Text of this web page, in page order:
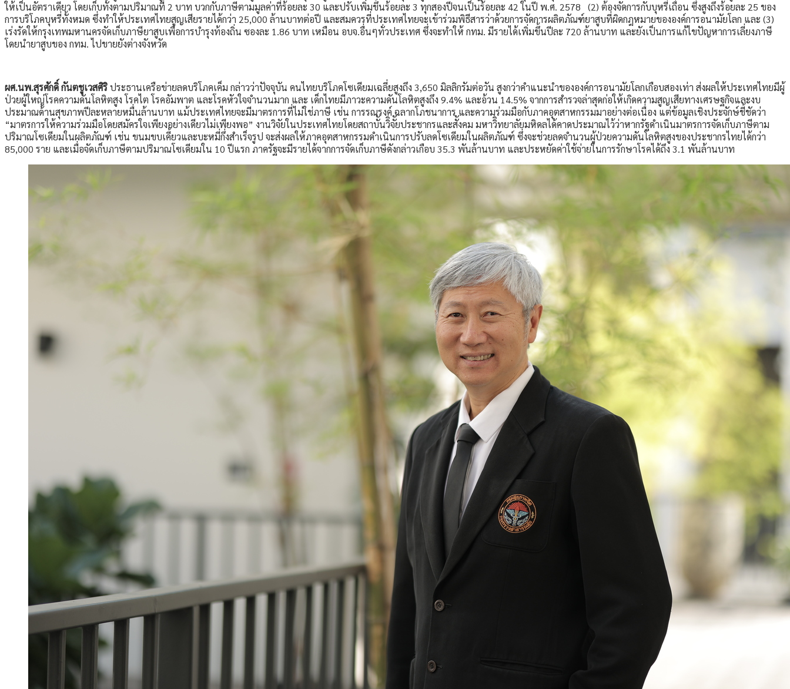
ให้เป็นอัตราเดียว โดยเก็บทั้งตามปริมาณที่ 2 บาท บวกกับภาษีตามมูลค่าที่ร้อยละ 30 และปรับเพิ่มขึ้นร้อยละ 3 ทุกสองปีจนเป็นร้อยละ 42 ในปี พ.ศ. 2578 (2) ต้องจัดการกับบุหรี่เถื่อน ซึ่งสูงถึงร้อยละ 25 ของ
การบริโภคบุหรี่ทั้งหมด ซึ่งทำให้ประเทศไทยสูญเสียรายได้กว่า 25,000 ล้านบาทต่อปี และสมควรที่ประเทศไทยจะเข้าร่วมพิธีสารว่าด้วยการจัดการผลิตภัณฑ์ยาสูบที่ผิดกฎหมายขององค์การอนามัยโลก และ (3)
เร่งรัดให้กรุงเทพมหานครจัดเก็บภาษียาสูบเพื่อการบำรุงท้องถิ่น ซองละ 1.86 บาท เหมือน อบจ.อื่นๆทั่วประเทศ ซึ่งจะทำให้ กทม. มีรายได้เพิ่มขึ้นปีละ 720 ล้านบาท และยังเป็นการแก้ไขปัญหาการเลี่ยงภาษี
โดยนำยาสูบของ กทม. ไปขายยังต่างจังหวัด
ผศ.นพ.สุรศักดิ์ กันตชูเวสศิริประธานเครือข่ายลดบริโภคเค็ม กล่าวว่าปัจจุบัน คนไทยบริโภคโซเดียมเฉลี่ยสูงถึง 3,650 มิลลิกรัมต่อวัน สูงกว่าคำแนะนำขององค์การอนามัยโลกเกือบสองเท่า ส่งผลให้ประเทศไทยมีผู้
ป่วยผู้ใหญ่โรคความดันโลหิตสูง โรคไต โรคอัมพาต และโรคหัวใจจำนวนมาก และ เด็กไทยมีภาวะความดันโลหิตสูงถึง 9.4% และอ้วน 14.5% จากการสำรวจล่าสุดก่อให้เกิดความสูญเสียทางเศรษฐกิจและงบ
ประมาณด้านสุขภาพปีละหลายหมื่นล้านบาท แม้ประเทศไทยจะมีมาตรการที่ไม่ใช่ภาษี เช่น การรณรงค์ ฉลากโภชนาการ และความร่วมมือกับภาคอุตสาหกรรมมาอย่างต่อเนื่อง แต่ข้อมูลเชิงประจักษ์ชี้ชัดว่า
“มาตรการให้ความร่วมมือโดยสมัครใจเพียงอย่างเดียวไม่เพียงพอ” งานวิจัยในประเทศไทยโดยสถาบัันวิิจััยประชากรและสัังคม มหาวิิทยาลัยมหิดลได้คาดประมาณไว้ว่าหากรัฐดำเนินมาตรการจัดเก็บภาษีตาม
ปริมาณโซเดียมในผลิตภัณฑ์ เช่น ขนมขบเคี้ยวและบะหมี่กึ่งสำเร็จรูป จะส่งผลให้ภาคอุตสาหกรรมดำเนินการปรับลดโซเดียมในผลิตภัณฑ์ ซึ่งจะช่วยลดจำนวนผู้ป่วยความดันโลหิตสูงของประชากรไทยได้กว่า
85,000 ราย และเมื่อจัดเก็บภาษีตามปริมาณโซเดียมใน 10 ปีแรก ภาครัฐจะมีรายได้จากการจัดเก็บภาษีดังกล่าวเกือบ 35.3 พันล้านบาท และประหยัดค่าใช้จ่ายในการรักษาโรคได้ถึง 3.1 พันล้านบาท